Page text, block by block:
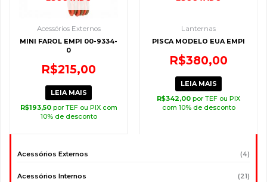
Acessórios Externos (4)
Acessórios Internos (21)
Acessórios Externos
MINI FAROL EMPI 00-9334-
0
R$215,00
LEIA MAIS
R$193,50 por TEF ou PIX com
10% de desconto
Lanternas
PISCA MODELO EUA EMPI
R$380,00
LEIA MAIS
R$342,00 por TEF ou PIX
com 10% de desconto